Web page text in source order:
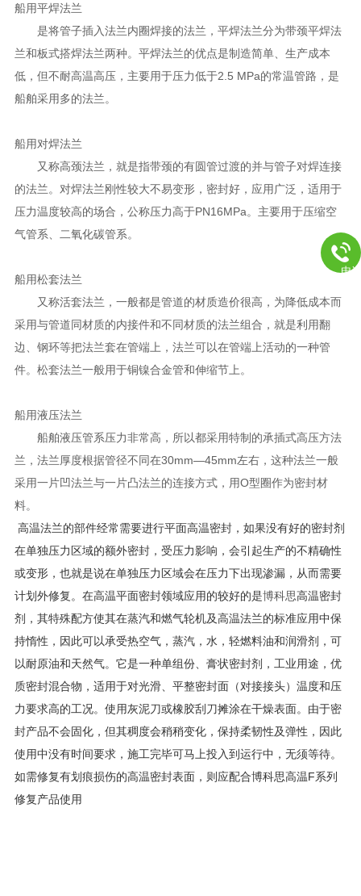
船用平焊法兰
是将管子插入法兰内圈焊接的法兰，平焊法兰分为带颈平焊法
兰和板式搭焊法兰两种。平焊法兰的优点是制造简单、生产成本
低，但不耐高温高压，主要用于压力低于2.5 MPa的常温管路，是
船舶采用多的法兰。
船用对焊法兰
又称高颈法兰，就是指带颈的有圆管过渡的并与管子对焊连接
的法兰。 对焊法兰刚性较大不易变形，密封好，应用广泛，适用于
压力温度较高的场合，公称压力高于PN16MPa。主要用于压缩空
气管系、二氧化碳管系。
船用松套法兰
又称活套法兰，一般都是管道的材质造价很高，为降低成本而
采用与管道同材质的内接件和不同材质的法兰组合，就是利用翻
边、钢环等把法兰套在管端上，法兰可以在管端上活动的一种管
件。松套法兰一般用于铜镍合金管和伸缩节上。
船用液压法兰
船舶液压管系压力非常高，所以都采用特制的承插式高压方法
兰，法兰厚度根据管径不同在30mm—45mm左右，这种法兰一般
采用一片凹法兰与一片凸法兰的连接方式，用O型圈作为密封材
料。
高温法兰的部件经常需要进行平面高温密封，如果没有好的密封剂
在单独压力区域的额外密封，受压力影响，会引起生产的不精确性
或变形，也就是说在单独压力区域会在压力下出现渗漏，从而需要
计划外修复。在高温平面密封领域应用的较好的是博科思高温密封
剂，其特殊配方使其在蒸汽和燃气轮机及高温法兰的标准应用中保
持惰性，因此可以承受热空气，蒸汽，水，轻燃料油和润滑剂，可
以耐原油和天然气。它是一种单组份、膏状密封剂，工业用途，优
质密封混合物，适用于对光滑、平整密封面（对接接头）温度和压
力要求高的工况。使用灰泥刀或橡胶刮刀摊涂在干燥表面。由于密
封产品不会固化，但其稠度会稍稍变化，保持柔韧性及弹性，因此
使用中没有时间要求，施工完毕可马上投入到运行中，无须等待。
如需修复有划痕损伤的高温密封表面，则应配合博科思高温F系列
修复产品使用
电